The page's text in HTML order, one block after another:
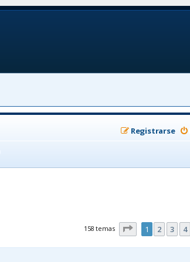
Registrarse
158 temas Página1 de 11
1 2 3 4